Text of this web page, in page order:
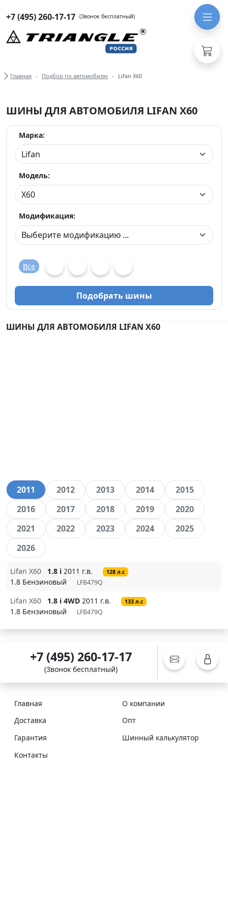
+7 (495) 260-17-17 (Звонок бесплатный)
Хлебные крошки
Главная Подбор по автомобилю Lifan X60
ШИНЫ ДЛЯ АВТОМОБИЛЯ LIFAN X60
Марка:
Модель:
Модификация:
Все
Подобрать шины
ШИНЫ ДЛЯ АВТОМОБИЛЯ LIFAN X60
2011 2012 2013 2014
2015
2016
2017 2018 2019
2020
2021
2022 2023 2024
2025
2026
Lifan X60 1.8 i 2011 г.в. 128 л.с
1.8 Бензиновый LFB479Q
Lifan X60 1.8 i 4WD 2011 г.в. 133 л.с
1.8 Бензиновый LFB479Q
+7 (495) 260-17-17
(Звонок бесплатный)
Главная
О компании
Доставка
Опт
Гарантия
Шинный калькулятор
Контакты